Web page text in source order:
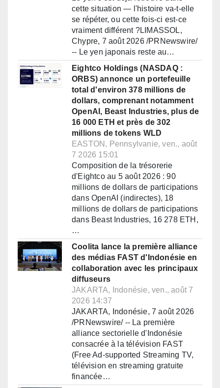
cette situation — l'histoire va-t-elle
se répéter, ou cette fois-ci est-ce
vraiment différent ?LIMASSOL,
Chypre, 7 août 2026 /PRNewswire/
-- Le yen japonais reste au…
Eightco Holdings (NASDAQ :
ORBS) annonce un portefeuille
total d'environ 378 millions de
dollars, comprenant notamment
OpenAI, Beast Industries, plus de
16 000 ETH et près de 302
millions de tokens WLD
EASTON, Pennsylvanie, ven., août
7 2026 15:01
Composition de la trésorerie
d'Eightco au 5 août 2026 : 90
millions de dollars de participations
dans OpenAI (indirectes), 18
millions de dollars de participations
dans Beast Industries, 16 278 ETH,
…
Coolita lance la première alliance
des médias FAST d'Indonésie en
collaboration avec les principaux
diffuseurs
JAKARTA, Indonésie, ven., août 7
2026 14:37
JAKARTA, Indonésie, 7 août 2026
/PRNewswire/ -- La première
alliance sectorielle d'Indonésie
consacrée à la télévision FAST
(Free Ad-supported Streaming TV,
télévision en streaming gratuite
financée…